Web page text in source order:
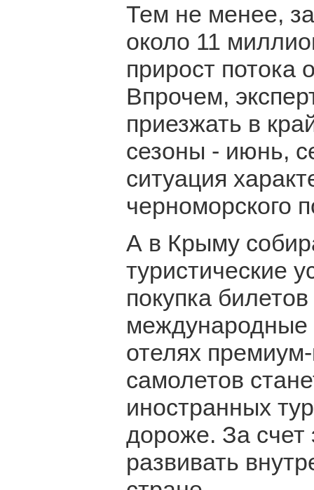
Тем не менее,
около 11
прирост потока
Впрочем,
приезжать в
сезоны - июнь,
ситуация
черноморского
А в Крыму
туристические
покупка
международные
отелях
самолетов
иностранных
дороже. За счет
развивать